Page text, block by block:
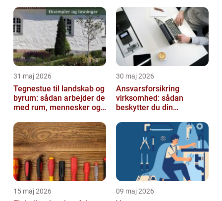
31 maj 2026
Tegnestue til landskab og
byrum: sådan arbejder de
med rum, mennesker og
30 maj 2026
Ansvarsforsikring
virksomhed: sådan
beskytter du din
15 maj 2026 09 maj 2026